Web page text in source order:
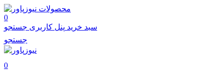
محصولات
0
سبد خرید پنل کاربری جستجو
جستجو
0